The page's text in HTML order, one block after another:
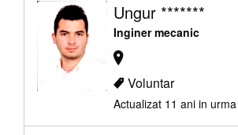
Ungur *******
Inginer mecanic
Voluntar
Actualizat 11 ani in urma